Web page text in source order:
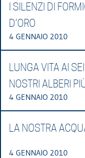
I SILENZI DI
D’ORO
4 GENNAIO 2010
LUNGA VITA AI
NOSTRI ALBERI
4 GENNAIO 2010
LA NOSTRA
4 GENNAIO 2010